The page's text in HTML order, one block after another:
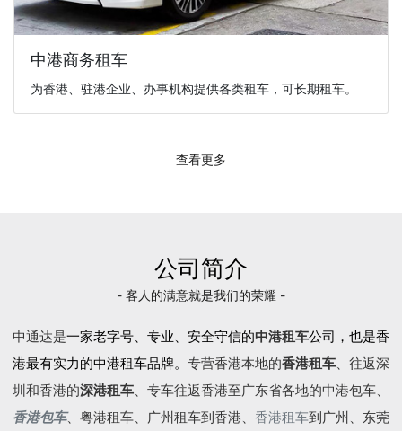
中港商务租车
为香港、驻港企业、办事机构提供各类租车，可长期租车。
查看更多
公司简介
- 客人的满意就是我们的荣耀 -
中通达是一家老字号、专业、安全守信的中港租车公司，也是香
港最有实力的中港租车品牌。 专营香港本地的香港租车、往返深
圳和香港的深港租车、专车往返香港至广东省各地的中港包车、
香港包车、 粤港租车、广州租车到香港、 香港租车到广州、东莞